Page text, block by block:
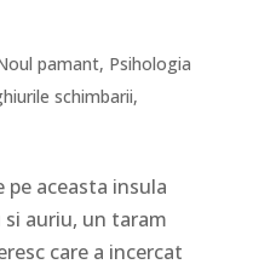
pamant, Psihologia
schimbarii,
pe aceasta insula
auriu, un taram
care a incercat